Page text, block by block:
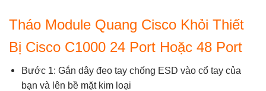
Tháo Module Quang Cisco Khỏi Thiết
Bị Cisco C1000 24 Port Hoặc 48 Port
Bước 1: Gắn dây đeo tay chống ESD vào cổ tay của
bạn và lên bề mặt kim loại